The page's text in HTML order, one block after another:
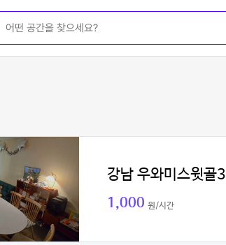
강남 우와미스윗골3
1,000 원/시간